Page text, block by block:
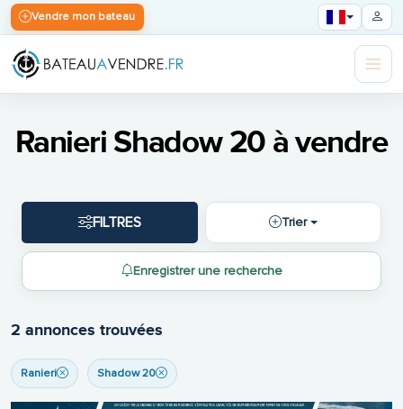
Vendre mon bateau
Ranieri Shadow 20 à vendre
FILTRES Trier
Enregistrer une recherche
2 annonces trouvées
Ranieri Shadow 20